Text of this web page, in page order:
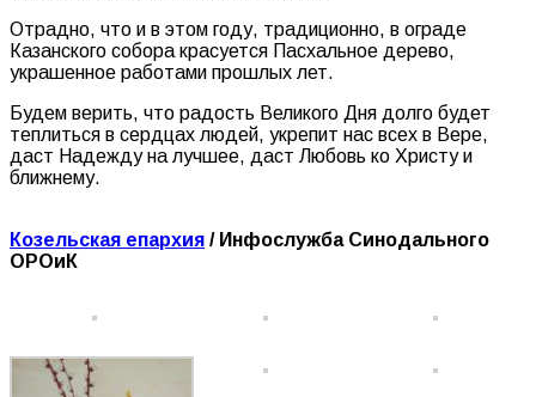
Отрадно, что и в этом году, традиционно, в ограде
Казанского собора красуется Пасхальное дерево,
украшенное работами прошлых лет.
Будем верить, что радость Великого Дня долго будет
теплиться в сердцах людей, укрепит нас всех в Вере,
даст Надежду на лучшее, даст Любовь ко Христу и
ближнему.
Козельская епархия / Инфослужба Синодального
ОРОиК